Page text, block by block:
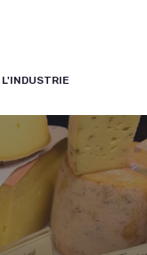
L'INDUSTRIE